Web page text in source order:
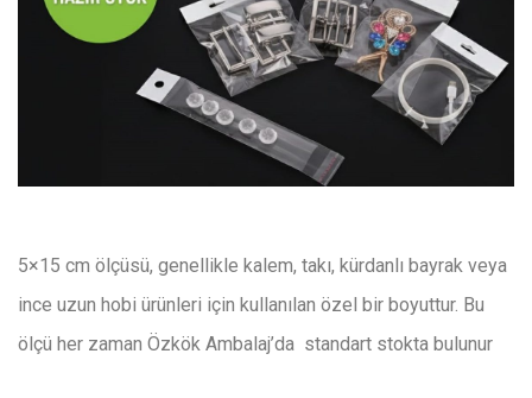
​5×15 cm ölçüsü, genellikle kalem, takı, kürdanlı bayrak veya
ince uzun hobi ürünleri için kullanılan özel bir boyuttur. Bu
ölçü her zaman Özkök Ambalaj’da standart stokta bulunur